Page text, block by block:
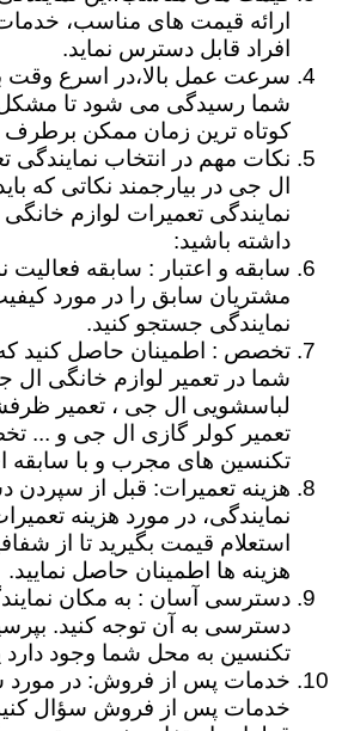
ارائه قیمت های مناسب،
افراد قابل دسترس نماید.
سرعت عمل بالا،در اسرع
شما رسیدگی می شود تا مشکل
کوتاه ترین زمان ممکن برطرف
نکات مهم در انتخاب نمایندگی
ال جی در بیارجمند نکاتی که
نمایندگی تعمیرات لوازم
داشته باشید:
سابقه و اعتبار : سابقه فعالیت
مشتریان سابق را در مورد
نمایندگی جستجو کنید.
تخصص : اطمینان حاصل کنید که
شما در تعمیر لوازم خانگی
لباسشویی ال جی ، تعمیر
تعمیر کولر گازی ال جی و ...
تکنسین های مجرب و با سابقه
هزینه تعمیرات: قبل از سپردن
نمایندگی، در مورد هزینه
استعلام قیمت بگیرید تا از
هزینه ها اطمینان حاصل نمایید.
دسترسی آسان : به مکان
دسترسی به آن توجه کنید.
تکنسین به محل شما وجود دارد
خدمات پس از فروش: در مورد
خدمات پس از فروش سؤال کنید.